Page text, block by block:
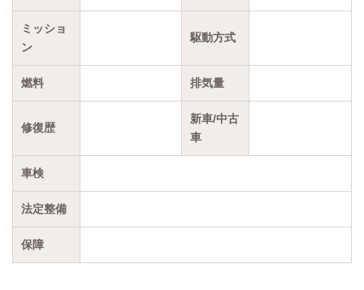
ミッショ
ン
駆動方式
燃料 排気量
修復歴
新車/中古
車
車検
法定整備
保障